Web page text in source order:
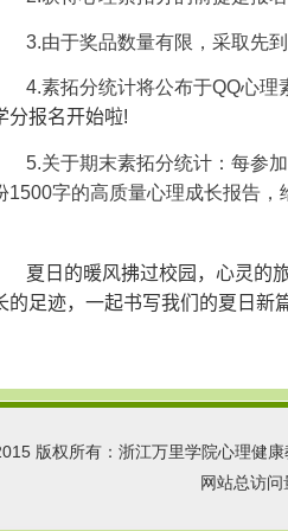
3.由于奖品数量有限，采取先
4.素拓分统计将公布于QQ心理
分报名开始啦!
5.关于期末素拓分统计：每参加
1500字的高质量心理成长报告，
夏日的暖风拂过校园，心灵的
的足迹，一起书写我们的夏日新
版权所有：浙江万里学院心理健
网站总访问